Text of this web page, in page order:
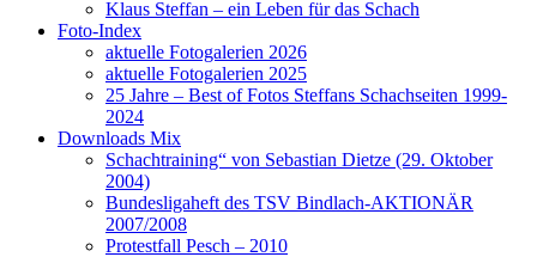
Klaus Steffan – ein Leben für das Schach
Foto-Index
aktuelle Fotogalerien 2026
aktuelle Fotogalerien 2025
25 Jahre – Best of Fotos Steffans Schachseiten 1999-
2024
Downloads Mix
Schachtraining“ von Sebastian Dietze (29. Oktober
2004)
Bundesligaheft des TSV Bindlach-AKTIONÄR
2007/2008
Protestfall Pesch – 2010